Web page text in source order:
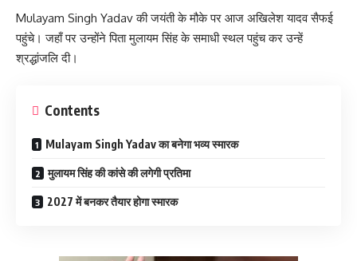
Mulayam Singh Yadav की जयंती के मौके पर आज अखिलेश यादव सैफई
पहुंचे। जहाँ पर उन्होंने पिता मुलायम सिंह के समाधी स्थल पहुंच कर उन्हें
श्रद्धांजलि दी।
Contents
Mulayam Singh Yadav का बनेगा भव्य स्मारक
मुलायम सिंह की कांसे की लगेगी प्रतिमा
2027 में बनकर तैयार होगा स्मारक